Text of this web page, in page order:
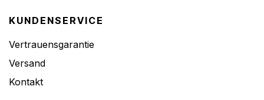
KUNDENSERVICE
Vertrauensgarantie
Versand
Kontakt